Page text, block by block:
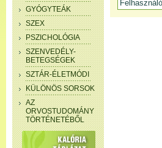
GYÓGYTEÁK
SZEX
PSZICHOLÓGIA
SZENVEDÉLY-
BETEGSÉGEK
SZTÁR-ÉLETMÓDI
KÜLÖNÖS SORSOK
AZ
ORVOSTUDOMÁNY
TÖRTÉNETÉBŐL